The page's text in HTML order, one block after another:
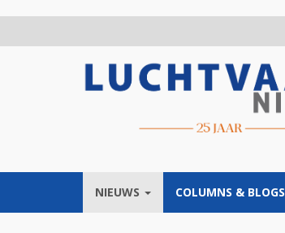
NIEUWS COLUMNS & BLOGS